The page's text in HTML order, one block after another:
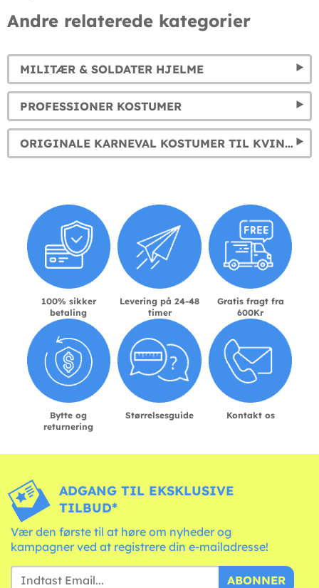
Andre relaterede kategorier
MILITÆR & SOLDATER HJELME
PROFESSIONER KOSTUMER
ORIGINALE KARNEVAL KOSTUMER TIL KVINDER, MÆND OG BØRN
100% sikker
betaling
Levering på 24-48
timer
Gratis fragt fra
600Kr
Bytte og
returnering
Størrelsesguide Kontakt os
ADGANG TIL EKSKLUSIVE
TILBUD*
Vær den første til at høre om nyheder og
kampagner ved at registrere din e-mailadresse!
ABONNER